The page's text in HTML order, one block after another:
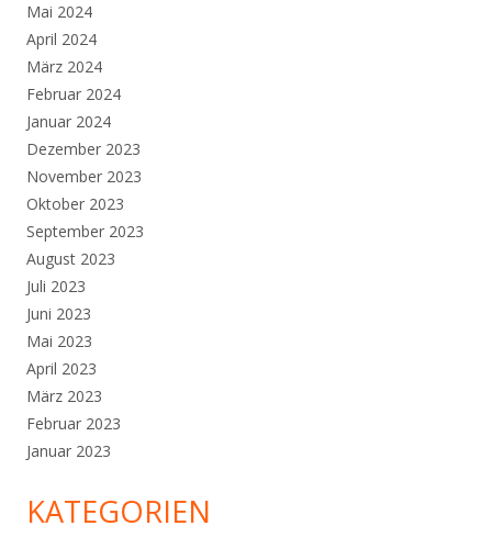
Mai 2024
April 2024
März 2024
Februar 2024
Januar 2024
Dezember 2023
November 2023
Oktober 2023
September 2023
August 2023
Juli 2023
Juni 2023
Mai 2023
April 2023
März 2023
Februar 2023
Januar 2023
KATEGORIEN